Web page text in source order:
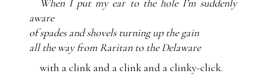
When I put my ear to the hole I’m suddenly
aware
of spades and shovels turning up the gain
all the way from Raritan to the Delaware
with a clink and a clink and a clinky-click.